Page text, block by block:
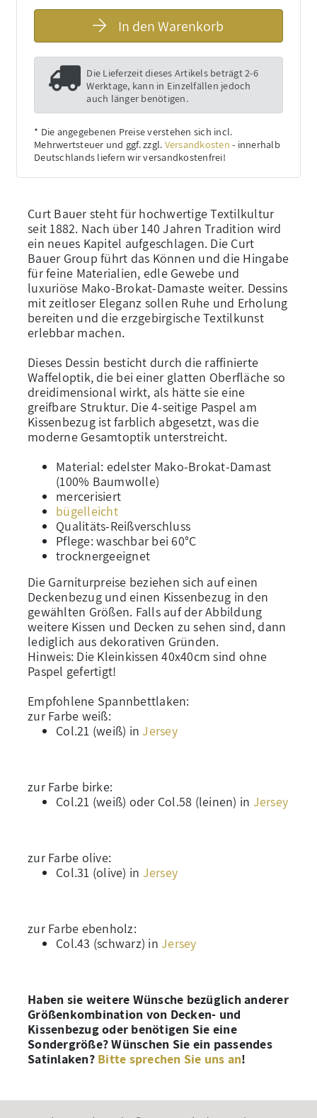
In den Warenkorb
Die Lieferzeit dieses Artikels beträgt2-6
Werktage, kann in Einzelfällen jedoch
auch länger benötigen.
* Die angegebenen Preise verstehen sich incl.
Mehrwertsteuer und ggf. zzgl. Versandkosten - innerhalb
Deutschlands liefern wir versandkostenfrei!
Curt Bauer steht für hochwertige Textilkultur
seit 1882. Nach über 140 Jahren Tradition wird
ein neues Kapitel aufgeschlagen. Die Curt
Bauer Group führt das Können und die Hingabe
für feine Materialien, edle Gewebe und
luxuriöse Mako-Brokat-Damaste weiter. Dessins
mit zeitloser Eleganz sollen Ruhe und Erholung
bereiten und die erzgebirgische Textilkunst
erlebbar machen.
Dieses Dessin besticht durch die raffinierte
Waffeloptik, die bei einer glatten Oberfläche so
dreidimensional wirkt, als hätte sie eine
greifbare Struktur. Die 4-seitige Paspel am
Kissenbezug ist farblich abgesetzt, was die
moderne Gesamtoptik unterstreicht.
Material: edelster Mako-Brokat-Damast
(100% Baumwolle)
mercerisiert
bügelleicht
Qualitäts-Reißverschluss
Pflege: waschbar bei 60°C
trocknergeeignet
Die Garniturpreise beziehen sich auf einen
Deckenbezug und einen Kissenbezug in den
gewählten Größen. Falls auf der Abbildung
weitere Kissen und Decken zu sehen sind, dann
lediglich aus dekorativen Gründen.
Hinweis: Die Kleinkissen 40x40cm sind ohne
Paspel gefertigt!
Empfohlene Spannbettlaken:
zur Farbe weiß:
Col.21 (weiß) inJersey
zur Farbe birke:
Col.21 (weiß) oder Col.58 (leinen) in Jersey
zur Farbe olive:
Col.31 (olive) in Jersey
zur Farbe ebenholz:
Col.43 (schwarz) in Jersey
Haben sie weitere Wünsche bezüglich anderer
Größenkombination von Decken- und
Kissenbezug oder benötigen Sie eine
Sondergröße? Wünschen Sie ein passendes
Satinlaken? Bitte sprechen Sie uns an!